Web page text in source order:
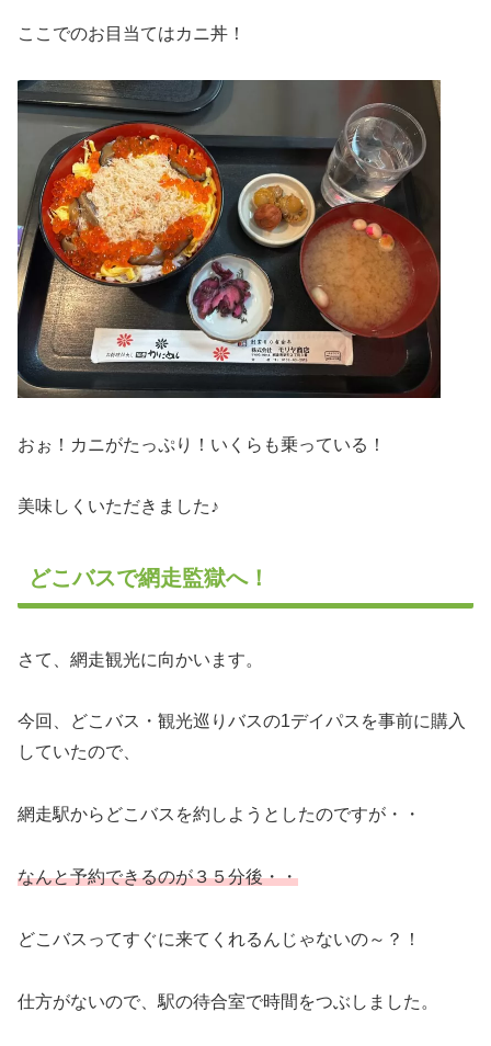
ここでのお目当てはカニ丼！
おぉ！カニがたっぷり！いくらも乗っている！
美味しくいただきました♪
どこバスで網走監獄へ！
さて、網走観光に向かいます。
今回、どこバス・観光巡りバスの1デイパスを事前に購入
していたので、
網走駅からどこバスを約しようとしたのですが・・
なんと予約できるのが３５分後・・
どこバスってすぐに来てくれるんじゃないの～？！
仕方がないので、駅の待合室で時間をつぶしました。